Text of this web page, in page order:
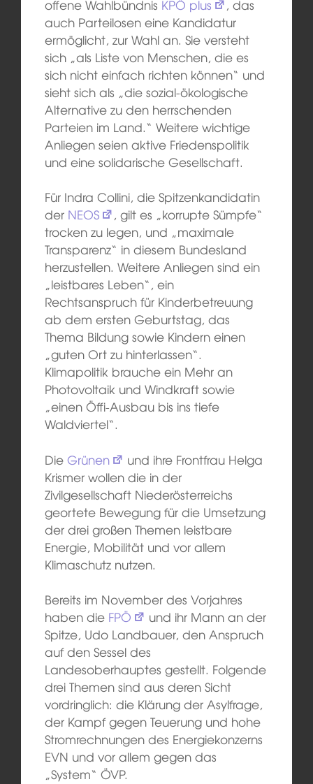
offene Wahlbündnis KPÖ plus
, das
auch Parteilosen eine Kandidatur
ermöglicht, zur Wahl an. Sie versteht
sich „als Liste von Menschen, die es
sich nicht einfach richten können“ und
sieht sich als „die sozial-ökologische
Alternative zu den herrschenden
Parteien im Land.“ Weitere wichtige
Anliegen seien aktive Friedenspolitik
und eine solidarische Gesellschaft.
Für Indra Collini, die Spitzenkandidatin
der NEOS
, gilt es „korrupte Sümpfe“
trocken zu legen, und „maximale
Transparenz“ in diesem Bundesland
herzustellen. Weitere Anliegen sind ein
„leistbares Leben“, ein
Rechtsanspruch für Kinderbetreuung
ab dem ersten Geburtstag, das
Thema Bildung sowie Kindern einen
„guten Ort zu hinterlassen“.
Klimapolitik brauche ein Mehr an
Photovoltaik und Windkraft sowie
„einen Öffi-Ausbau bis ins tiefe
Waldviertel“.
Die Grünen
und ihre Frontfrau Helga
Krismer wollen die in der
Zivilgesellschaft Niederösterreichs
geortete Bewegung für die Umsetzung
der drei großen Themen leistbare
Energie, Mobilität und vor allem
Klimaschutz nutzen.
Bereits im November des Vorjahres
haben die FPÖ
und ihr Mann an der
Spitze, Udo Landbauer, den Anspruch
auf den Sessel des
Landesoberhauptes gestellt. Folgende
drei Themen sind aus deren Sicht
vordringlich: die Klärung der Asylfrage,
der Kampf gegen Teuerung und hohe
Stromrechnungen des Energiekonzerns
EVN und vor allem gegen das
„System“ ÖVP.